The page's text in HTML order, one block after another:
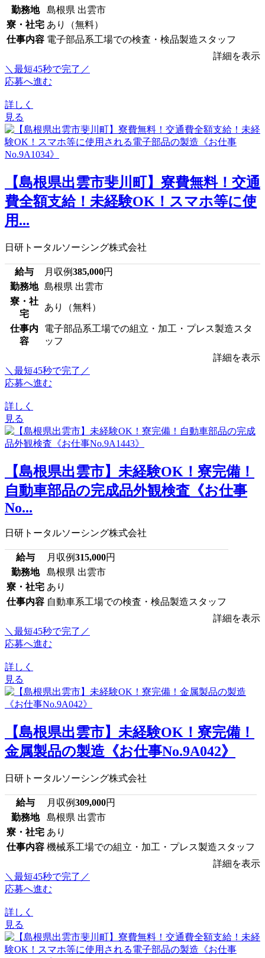
勤務地
島根県 出雲市
寮・社宅 あり（無料）
仕事内容 電子部品系工場での検査・検品製造スタッフ
詳細を表示
＼最短45秒で完了／
応募へ進む
詳しく
見る
【島根県出雲市斐川町】寮費無料！交通
費全額支給！未経験OK！スマホ等に使
用...
日研トータルソーシング株式会社
給与 月収例385,000円
勤務地 島根県 出雲市
寮・社
宅
あり（無料）
仕事内
容
電子部品系工場での組立・加工・プレス製造スタ
ッフ
詳細を表示
＼最短45秒で完了／
応募へ進む
詳しく
見る
【島根県出雲市】未経験OK！寮完備！
自動車部品の完成品外観検査《お仕事
No...
日研トータルソーシング株式会社
給与 月収例315,000円
勤務地
島根県 出雲市
寮・社宅 あり
仕事内容 自動車系工場での検査・検品製造スタッフ
詳細を表示
＼最短45秒で完了／
応募へ進む
詳しく
見る
【島根県出雲市】未経験OK！寮完備！
金属製品の製造《お仕事No.9A042》
日研トータルソーシング株式会社
給与 月収例309,000円
勤務地
島根県 出雲市
寮・社宅 あり
仕事内容 機械系工場での組立・加工・プレス製造スタッフ
詳細を表示
＼最短45秒で完了／
応募へ進む
詳しく
見る